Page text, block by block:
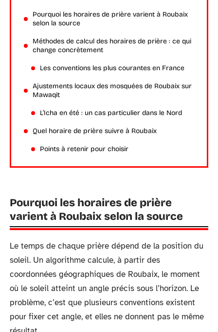
Pourquoi les horaires de prière varient à Roubaix
selon la source
Méthodes de calcul des horaires de prière : ce qui
change concrètement
Les conventions les plus courantes en France
Ajustements locaux des mosquées de Roubaix sur
Mawaqit
L’Icha en été : un cas particulier dans le Nord
Quel horaire de prière suivre à Roubaix
Points à retenir pour choisir
Pourquoi les horaires de prière
varient à Roubaix selon la source
Le temps de chaque prière dépend de la position du
soleil. Un algorithme calcule, à partir des
coordonnées géographiques de Roubaix, le moment
où le soleil atteint un angle précis sous l’horizon. Le
problème, c’est que plusieurs conventions existent
pour fixer cet angle, et elles ne donnent pas le même